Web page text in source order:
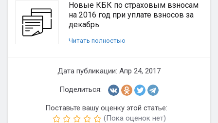
Новые КБК по страховым взносам
на 2016 год при уплате взносов за
декабрь
Читать полностью
Дата публикации: Апр 24, 2017
Поделиться:
Поставьте вашу оценку этой статье:
(Пока оценок нет)